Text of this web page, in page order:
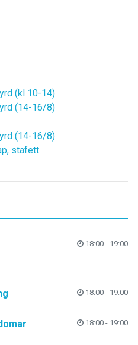
(kl 10-14)
(14-16/8)
(14-16/8)
stafett
18:00 - 19:00
18:00 - 19:00
18:00 - 19:00